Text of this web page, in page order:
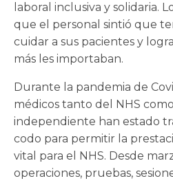
laboral inclusiva y solidaria.
que el personal sintió que
cuidar a sus pacientes y
más les importaban.
Durante la pandemia de
médicos tanto del NHS
independiente han estado
codo para permitir la
vital para el NHS. Desde
operaciones, pruebas,